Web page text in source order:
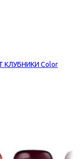
КЛУБНИКИ Color